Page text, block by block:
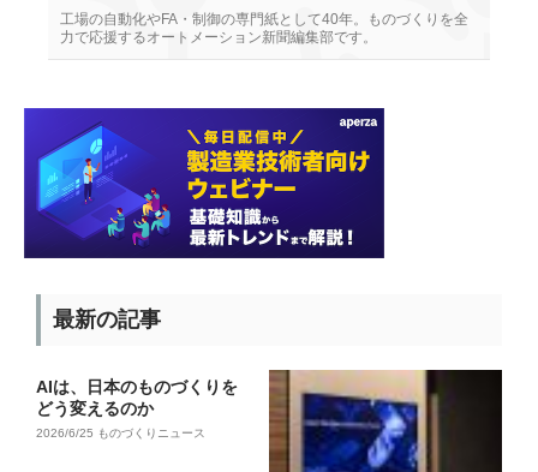
工場の自動化やFA・制御の専門紙として40年。ものづくりを全
力で応援するオートメーション新聞編集部です。
最新の記事
AIは、日本のものづくりを
どう変えるのか
2026/6/25 ものづくりニュース